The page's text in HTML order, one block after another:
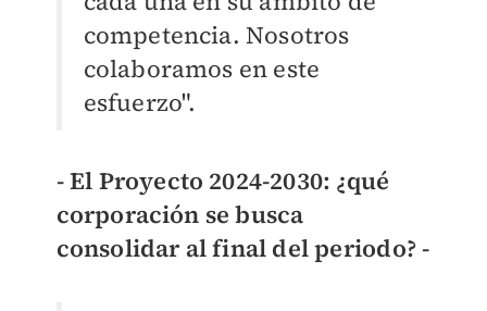
competencia. Nosotros
colaboramos en este
esfuerzo".
- El Proyecto 2024-2030: ¿qué
corporación se busca
consolidar al final del periodo? -